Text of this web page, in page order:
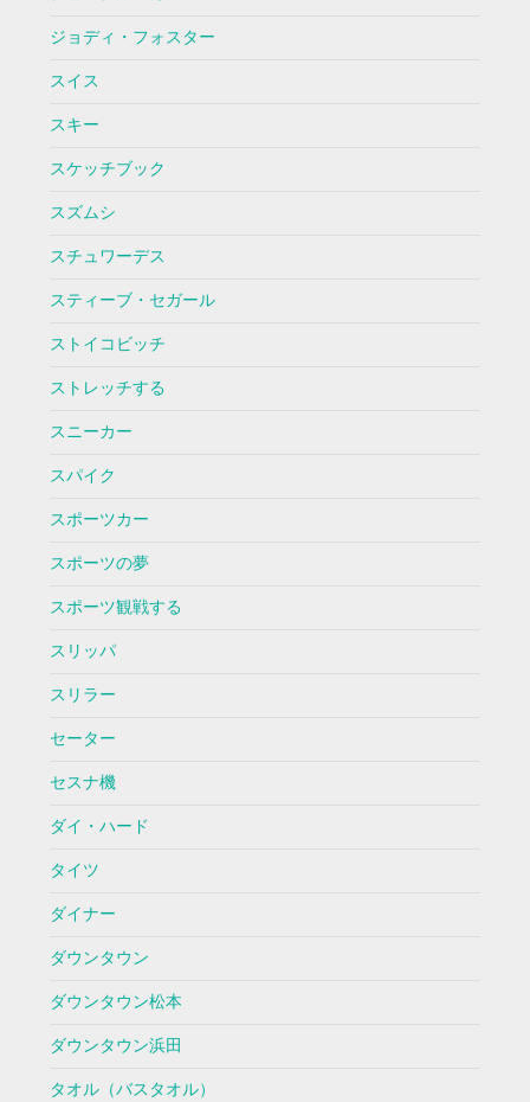
ジョディ・フォスター
スイス
スキー
スケッチブック
スズムシ
スチュワーデス
スティーブ・セガール
ストイコビッチ
ストレッチする
スニーカー
スパイク
スポーツカー
スポーツの夢
スポーツ観戦する
スリッパ
スリラー
セーター
セスナ機
ダイ・ハード
タイツ
ダイナー
ダウンタウン
ダウンタウン松本
ダウンタウン浜田
タオル（バスタオル）